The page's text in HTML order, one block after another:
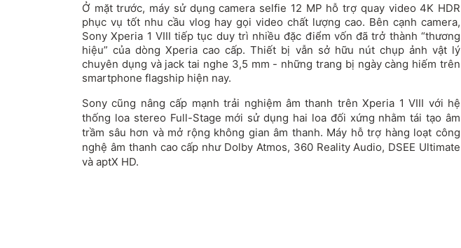
Ở mặt trước, máy sử dụng camera selfie 12 MP hỗ trợ quay video 4K HDR
phục vụ tốt nhu cầu vlog hay gọi video chất lượng cao. Bên cạnh camera,
Sony Xperia 1 VIII tiếp tục duy trì nhiều đặc điểm vốn đã trở thành “thương
hiệu” của dòng Xperia cao cấp. Thiết bị vẫn sở hữu nút chụp ảnh vật lý
chuyên dụng và jack tai nghe 3,5 mm - những trang bị ngày càng hiếm trên
smartphone flagship hiện nay.
Sony cũng nâng cấp mạnh trải nghiệm âm thanh trên Xperia 1 VIII với hệ
thống loa stereo Full-Stage mới sử dụng hai loa đối xứng nhằm tái tạo âm
trầm sâu hơn và mở rộng không gian âm thanh. Máy hỗ trợ hàng loạt công
nghệ âm thanh cao cấp như Dolby Atmos, 360 Reality Audio, DSEE Ultimate
và aptX HD.